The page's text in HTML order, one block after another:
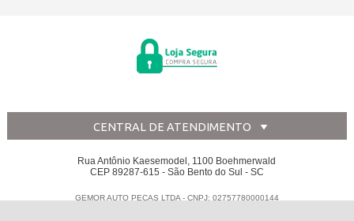
CENTRAL DE ATENDIMENTO
Rua Antônio Kaesemodel, 1100 Boehmerwald
CEP 89287-615 - São Bento do Sul - SC
GEMOR AUTO PECAS LTDA - CNPJ: 02757780000144